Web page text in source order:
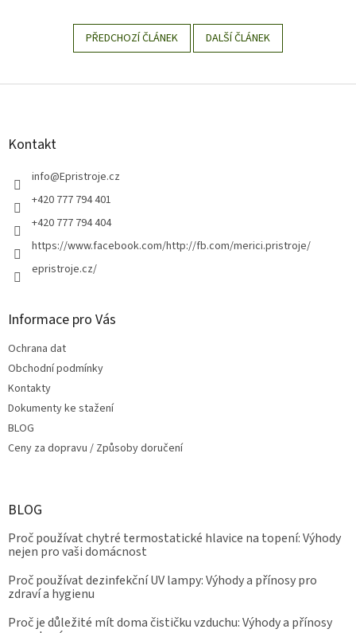
PŘEDCHOZÍ ČLÁNEK DALŠÍ ČLÁNEK
Z
Kontakt
info@Epristroje.cz
+420 777 794 401
+420 777 794 404
https://www.facebook.com/http://fb.com/merici.pristroje/
epristroje.cz/
Informace pro Vás
Ochrana dat
Obchodní podmínky
Kontakty
Dokumenty ke stažení
BLOG
Ceny za dopravu / Způsoby doručení
BLOG
Proč používat chytré termostatické hlavice na topení: Výhody
nejen pro vaši domácnost
Proč používat dezinfekční UV lampy: Výhody a přínosy pro
zdraví a hygienu
Proč je důležité mít doma čističku vzduchu: Výhody a přínosy